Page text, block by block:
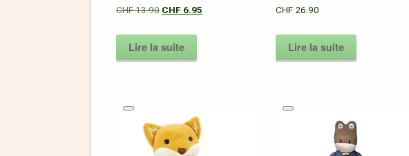
CHF13.90 CHF 6.95
Lire la suite
CHF26.90
Lire la suite